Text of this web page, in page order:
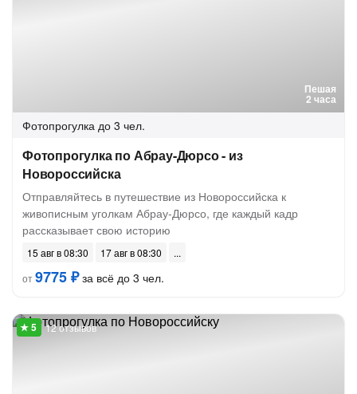
Пешая
2 часа
Фотопрогулка до 3 чел.
Фотопрогулка по Абрау-Дюрсо - из
Новороссийска
Отправляйтесь в путешествие из Новороссийска к
живописным уголкам Абрау-Дюрсо, где каждый кадр
рассказывает свою историю
15 авг в 08:30
17 авг в 08:30
от9775 ₽за всё до 3 чел.
12 отзывов